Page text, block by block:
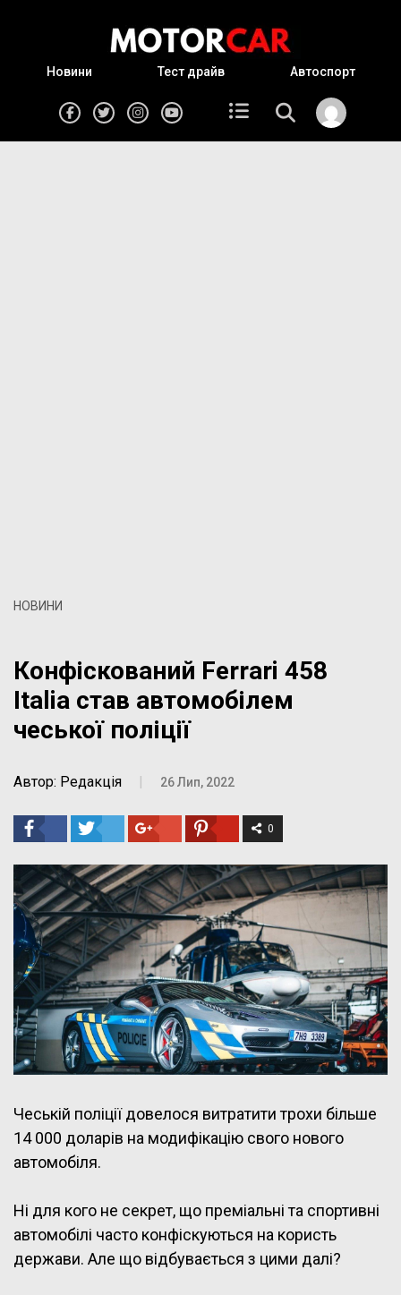
Новини Тест драйв Автоспорт
НОВИНИ
Конфіскований Ferrari 458
Italia став автомобілем
чеської поліції
Автор: Редакція | 26 Лип, 2022
0
Чеській поліції довелося витратити трохи більше
14 000 доларів на модифікацію свого нового
автомобіля.
Ні для кого не секрет, що преміальні та спортивні
автомобілі часто конфіскуються на користь
держави. Але що відбувається з цими далі?